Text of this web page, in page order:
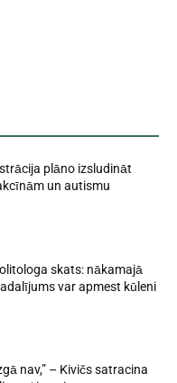
plāno izsludināt
un autismu
skats: nākamajā
var apmest kūleni
nav,” – Kivičs satracina